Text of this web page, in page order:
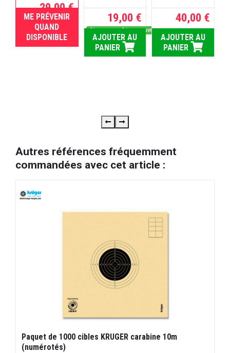
29,00 €
RUPTURE
ME PRÉVENIR
QUAND
DISPONIBLE
19,00 €
Dispo sous 5 jours ouvrés
AJOUTER AU
PANIER
40,00 €
AJOUTER AU
PANIER
Autres références fréquemment
commandées avec cet article :
Paquet de 1000 cibles KRUGER carabine 10m
(numérotés)